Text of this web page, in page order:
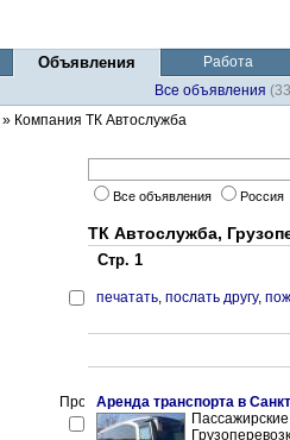
Объявления
Работа
Все объявления
» Компания ТК Автослужба
Все объявления Россия
ТК Автослужба,
Стр. 1
печатать, послать другу,
Аренда транспорта в